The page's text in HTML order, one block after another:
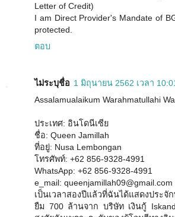
Letter of Credit)
I am Direct Provider's Mandate of
protected.
ตอบ
ไม่ระบุชื่อ 1 มิถุนายน 2562 เวลา
Assalamualaikum Warahmatullahi
ประเทศ: อินโดนีเซีย
ชื่อ: Queen Jamillah
ที่อยู่: Nusa Lembongan
โทรศัพท์: +62 856-9328-4991
WhatsApp: +62 856-9328-4991
e_mail: queenjamillah09@gmail.com
เป็นเวลาสองปีแล้วที่ฉันได้แสดงประจั
ยืม 700 ล้านจาก บริษัท เงินกู้